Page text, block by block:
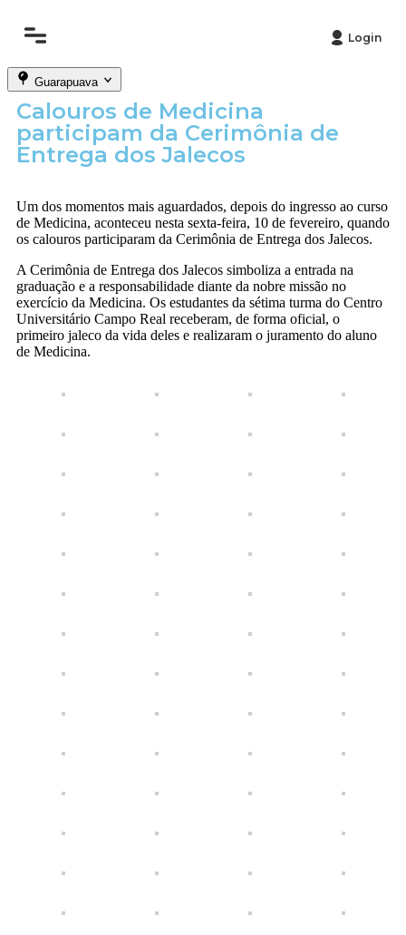
Login
Guarapuava
Calouros de Medicina
participam da Cerimônia de
Entrega dos Jalecos
Um dos momentos mais aguardados, depois do ingresso ao curso
de Medicina, aconteceu nesta sexta-feira, 10 de fevereiro, quando
os calouros participaram da Cerimônia de Entrega dos Jalecos.
A Cerimônia de Entrega dos Jalecos simboliza a entrada na
graduação e a responsabilidade diante da nobre missão no
exercício da Medicina. Os estudantes da sétima turma do Centro
Universitário Campo Real receberam, de forma oficial, o
primeiro jaleco da vida deles e realizaram o juramento do aluno
de Medicina.